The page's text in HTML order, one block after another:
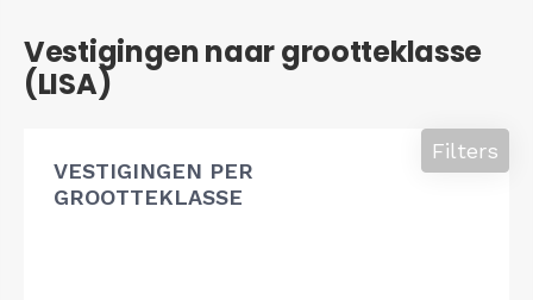
Vestigingen naar grootteklasse
(LISA)
VESTIGINGEN PER
GROOTTEKLASSE
Filters